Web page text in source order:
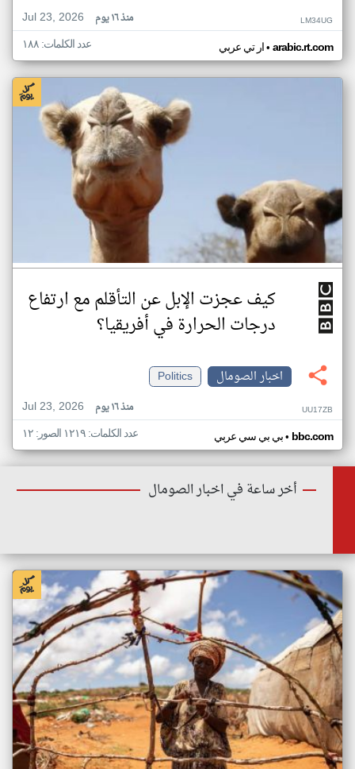
Jul 23, 2026
منذ ١٦ يوم LM34UG
ار تي عربي• arabic.rt.com عدد الكلمات: ١٨٨
كيف عجزت الإبل عن التأقلم مع ارتفاع
درجات الحرارة في أفريقيا؟
اخبار الصومال
Politics
Jul 23, 2026
منذ ١٦ يوم UU17ZB
بي بي سي عربي• bbc.com عدد الكلمات: ١٢١٩ الصور: ١٢
أخر ساعة في اخبار الصومال